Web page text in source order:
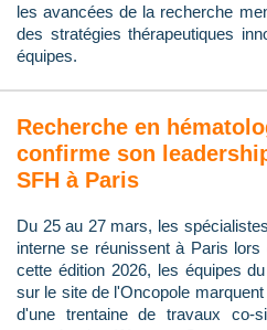
les avancées de la recherche
des stratégies thérapeutiques
équipes.
Recherche en
confirme son
SFH à Paris
Du 25 au 27 mars, les
interne se réunissent à Paris
cette édition 2026, les équipes
sur le site de l'Oncopole
d'une trentaine de travaux co-